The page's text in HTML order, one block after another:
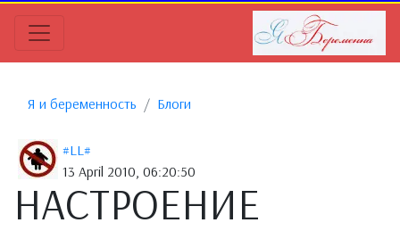
Я и беременность Блоги
#LL#
13 April 2010, 06:20:50
НАСТРОЕНИЕ